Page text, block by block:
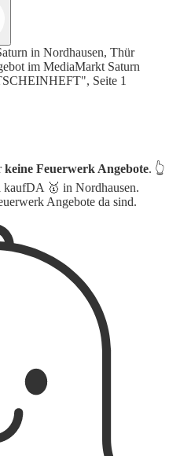
in Nordhausen, Thür
im MediaMarkt Saturn
Seite 1
keine Feuerwerk Angebote. 👆
kaufDA 🥇 in Nordhausen.
Angebote da sind.